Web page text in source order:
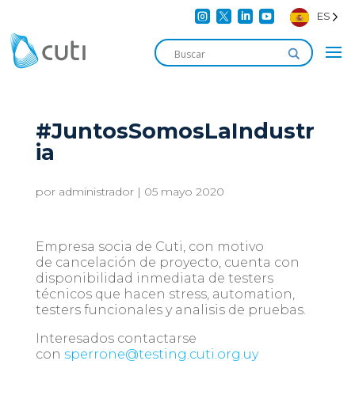
    ES
#JuntosSomosLaIndustr
ia
por administrador| 05 mayo 2020
Empresa socia de Cuti, con motivo
de cancelación de proyecto, cuenta con
disponibilidad inmediata de testers
técnicos que hacen stress, automation,
testers funcionales y analisis de pruebas.
Interesados contactarse
con sperrone@testing.cuti.org.uy